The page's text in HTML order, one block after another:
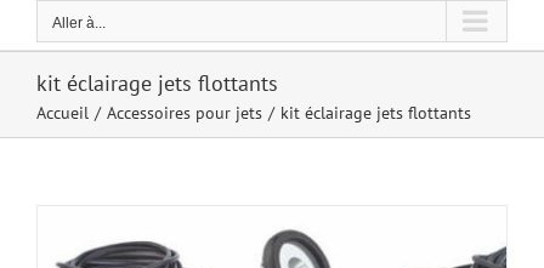
Aller à...
kit éclairage jets flottants
Accueil Accessoires pour jets kit éclairage jets flottants